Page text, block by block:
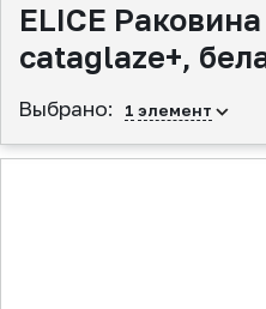
ELICE
cataglaze+,
Выбрано: 1 элемент